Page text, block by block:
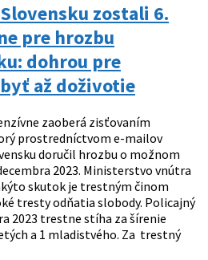
zostali 6.
pre hrozbu
dohrou pre
až doživotie
zaoberá zisťovaním
prostredníctvom e-mailov
doručil hrozbu o možnom
2023. Ministerstvo vnútra
skutok je trestným činom
tresty odňatia slobody. Policajný
2023 trestne stíha za šírenie
a 1 mladistvého. Za trestný